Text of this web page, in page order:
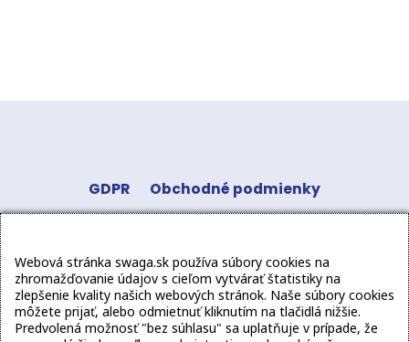
GDPR Obchodné podmienky
Sledujte
nás:
Webová stránka swaga.sk používa súbory cookies na
zhromažďovanie údajov s cieľom vytvárať štatistiky na
zlepšenie kvality našich webových stránok. Naše súbory cookies
môžete prijať, alebo odmietnuť kliknutím na tlačidlá nižšie.
Predvolená možnosť "bez súhlasu" sa uplatňuje v prípade, že